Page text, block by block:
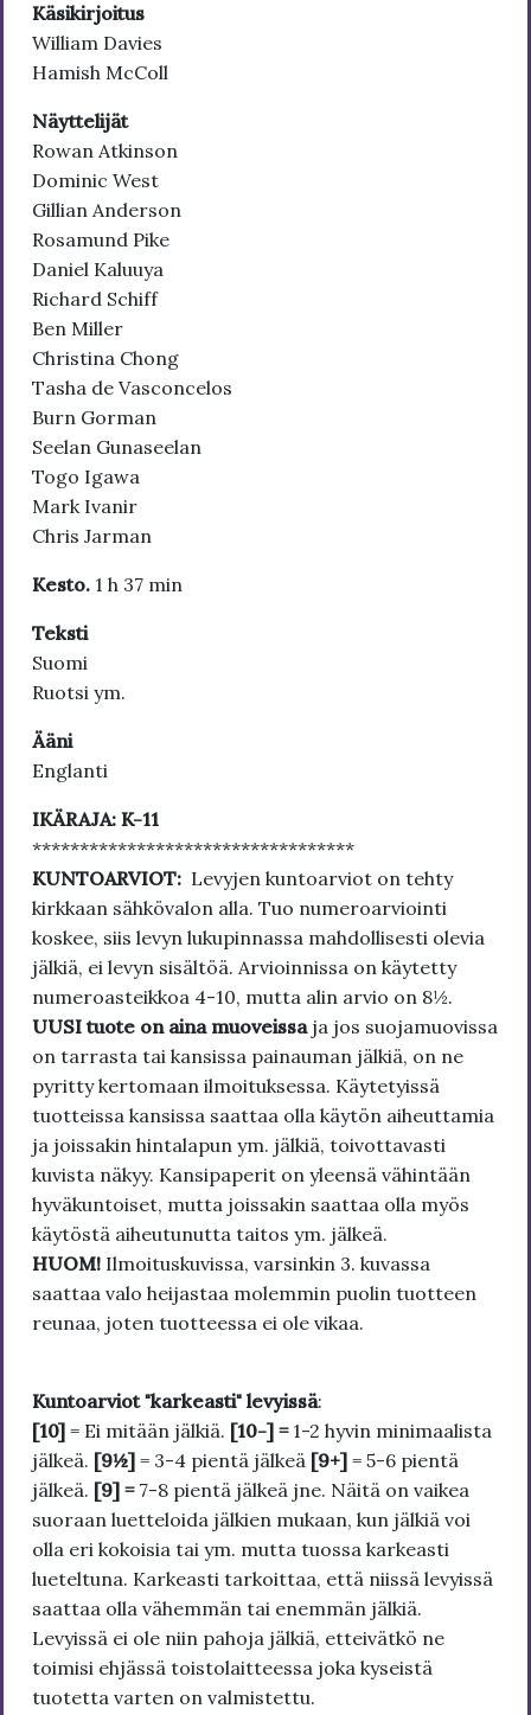
Käsikirjoitus
William Davies
Hamish McColl
Näyttelijät
Rowan Atkinson
Dominic West
Gillian Anderson
Rosamund Pike
Daniel Kaluuya
Richard Schiff
Ben Miller
Christina Chong
Tasha de Vasconcelos
Burn Gorman
Seelan Gunaseelan
Togo Igawa
Mark Ivanir
Chris Jarman
Kesto. 1 h 37 min
Teksti
Suomi
Ruotsi ym.
Ääni
Englanti
IKÄRAJA: K-11
**********************************
KUNTOARVIOT: Levyjen kuntoarviot on tehty
kirkkaan sähkövalon alla. Tuo numeroarviointi
koskee, siis levyn lukupinnassa mahdollisesti olevia
jälkiä, ei levyn sisältöä. Arvioinnissa on käytetty
numeroasteikkoa 4-10, mutta alin arvio on 8½.
UUSI tuote on aina muoveissa ja jos suojamuovissa
on tarrasta tai kansissa painauman jälkiä, on ne
pyritty kertomaan ilmoituksessa. Käytetyissä
tuotteissa kansissa saattaa olla käytön aiheuttamia
ja joissakin hintalapun ym. jälkiä, toivottavasti
kuvista näkyy. Kansipaperit on yleensä vähintään
hyväkuntoiset, mutta joissakin saattaa olla myös
käytöstä aiheutunutta taitos ym. jälkeä.
HUOM! Ilmoituskuvissa, varsinkin 3. kuvassa
saattaa valo heijastaa molemmin puolin tuotteen
reunaa, joten tuotteessa ei ole vikaa.
Kuntoarviot "karkeasti" levyissä:
[10] = Ei mitään jälkiä. [10-] = 1-2 hyvin minimaalista
jälkeä. [9½] = 3-4 pientä jälkeä [9+] = 5-6 pientä
jälkeä. [9] = 7-8 pientä jälkeä jne. Näitä on vaikea
suoraan luetteloida jälkien mukaan, kun jälkiä voi
olla eri kokoisia tai ym. mutta tuossa karkeasti
lueteltuna. Karkeasti tarkoittaa, että niissä levyissä
saattaa olla vähemmän tai enemmän jälkiä.
Levyissä ei ole niin pahoja jälkiä, etteivätkö ne
toimisi ehjässä toistolaitteessa joka kyseistä
tuotetta varten on valmistettu.